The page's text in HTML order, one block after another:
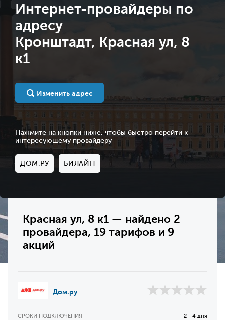
Интернет-провайдеры по
адресу
Кронштадт, Красная ул, 8
к1
Изменить адрес
Нажмите на кнопки ниже, чтобы быстро перейти к
интересующему провайдеру
ДОМ.РУ БИЛАЙН
Красная ул, 8 к1 — найдено 2
провайдера, 19 тарифов и 9
акций
Дом.ру
СРОКИ ПОДКЛЮЧЕНИЯ 2 - 4 дня